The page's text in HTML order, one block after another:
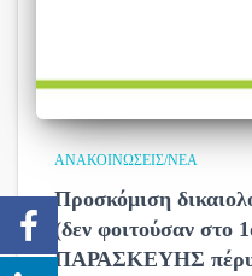
ΑΝΑΚΟΙΝΏΣΕΙΣ/ΝΈΑ
Προσκόμιση
(δεν φοιτούσαν
ΠΑΡΑΣΚΕΥΗΣ